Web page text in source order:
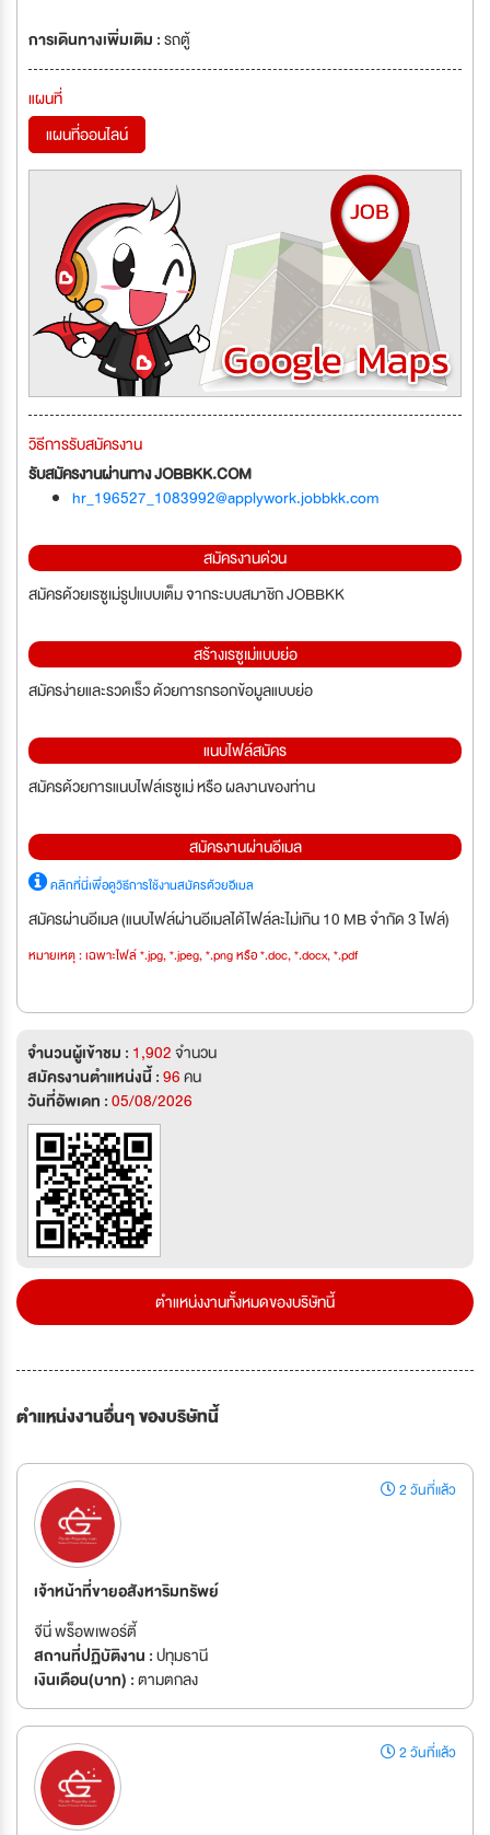
การเดินทางเพิ่มเติม :รถตู้
แผนที่
แผนที่ออนไลน์
วิธีการรับสมัครงาน
รับสมัครงานผ่านทาง JOBBKK.COM
hr_196527_1083992@applywork.jobbkk.com
สมัครงานด่วน
สมัครด้วยเรซูเม่รูปแบบเต็ม จากระบบสมาชิก JOBBKK
สร้างเรซูเม่แบบย่อ
สมัครง่ายและรวดเร็ว ด้วยการกรอกข้อมูลแบบย่อ
แนบไฟล์สมัคร
สมัครด้วยการแนบไฟล์เรซูเม่ หรือ ผลงานของท่าน
สมัครงานผ่านอีเมล
คลิกที่นี่เพื่อดูวิธีการใช้งานสมัครด้วยอีเมล
สมัครผ่านอีเมล (แนบไฟล์ผ่านอีเมลได้ไฟล์ละไม่เกิน 10 MB จำกัด 3 ไฟล์)
หมายเหตุ : เฉพาะไฟล์ *.jpg, *.jpeg, *.png หรือ *.doc, *.docx, *.pdf
จำนวนผู้เข้าชม : 1,902จำนวน
สมัครงานตำแหน่งนี้ :96คน
วันที่อัพเดท :05/08/2026
ตำแหน่งงานทั้งหมดของบริษัทนี้
ตำแหน่งงานอื่นๆ ของบริษัทนี้
2 วันที่แล้ว
เจ้าหน้าที่ขายอสังหาริมทรัพย์
จีนี่ พร็อพเพอร์ตี้
สถานที่ปฏิบัติงาน :ปทุมธานี
เงินเดือน(บาท) :ตามตกลง
2 วันที่แล้ว